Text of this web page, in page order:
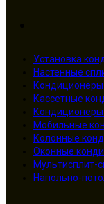
Установка
Настенные
Кассетные
Мобильные
Колонные
Оконные
Мультисплит-
Напольно-